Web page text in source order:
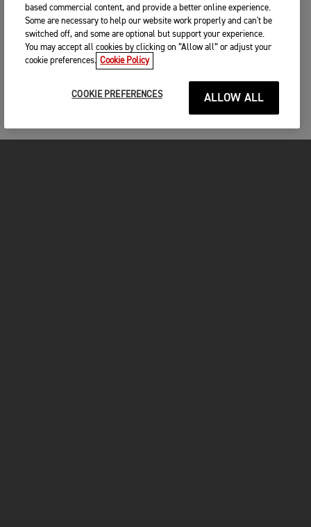
based commercial content, and provide a better online experience.
Some are necessary to help our website work properly and can't be
switched off, and some are optional but support your experience.
You may accept all cookies by clicking on “Allow all” or adjust your
cookie preferences. Cookie Policy
COOKIE PREFERENCES ALLOW ALL